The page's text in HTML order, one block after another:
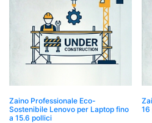
Zaino Professionale Eco-
Sostenibile Lenovo per Laptop fino
a 15.6 pollici
16